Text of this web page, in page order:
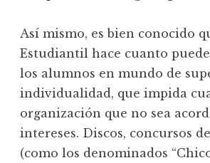
Así mismo, es bien conocido
Estudiantil hace cuanto
los alumnos en mundo de
individualidad, que impida
organización que no sea
intereses. Discos, concursos
(como los denominados